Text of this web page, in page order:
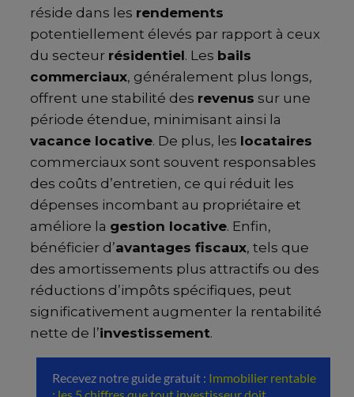
réside dans les rendements
potentiellement élevés par rapport à ceux
du secteur résidentiel. Les bails
commerciaux, généralement plus longs,
offrent une stabilité des revenus sur une
période étendue, minimisant ainsi la
vacance locative. De plus, les locataires
commerciaux sont souvent responsables
des coûts d’entretien, ce qui réduit les
dépenses incombant au propriétaire et
améliore la gestion locative. Enfin,
bénéficier d’avantages fiscaux, tels que
des amortissements plus attractifs ou des
réductions d’impôts spécifiques, peut
significativement augmenter la rentabilité
nette de l’investissement.